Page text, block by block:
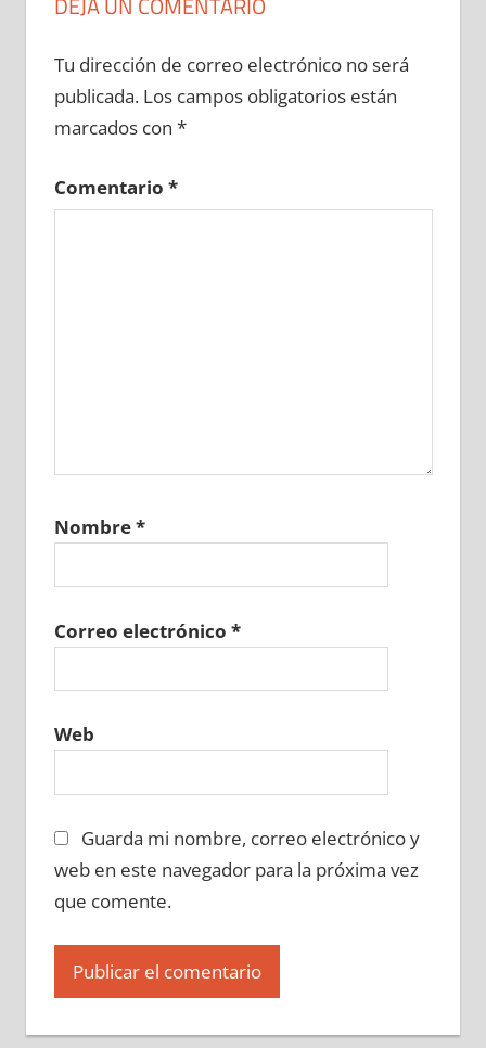
Tu dirección de correo electrónico no será
publicada. Los campos obligatorios están
marcados con *
Comentario *
Nombre*
Correo electrónico *
Web
Guarda mi nombre, correo electrónico y
web en este navegador para la próxima vez
que comente.